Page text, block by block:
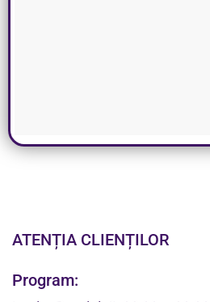
ATENȚIA CLIENȚILOR
Program: